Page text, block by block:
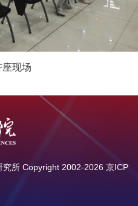
座现场
究所 Copyright 2002-2026 京ICP